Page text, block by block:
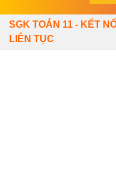
SGK TOÁN 11 - KẾT
LIÊN TỤC